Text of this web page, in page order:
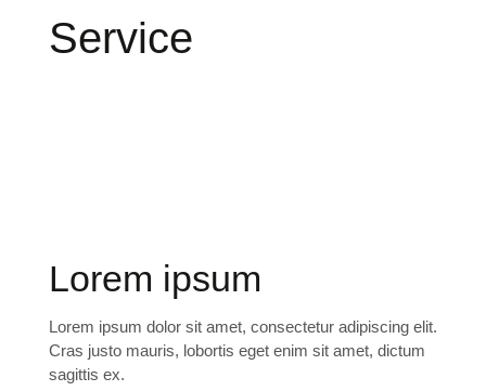
Service
Lorem ipsum
Lorem ipsum dolor sit amet, consectetur adipiscing elit.
Cras justo mauris, lobortis eget enim sit amet, dictum
sagittis ex.